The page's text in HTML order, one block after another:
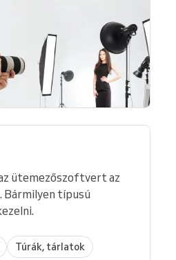
ütemezőszoftvert az
Bármilyen típusú
Túrák, tárlatok